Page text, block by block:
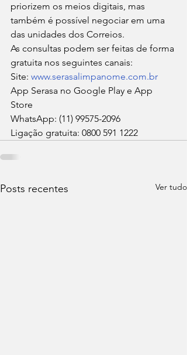
priorizem os meios digitais, mas
também é possível negociar em uma
das unidades dos Correios.
As consultas podem ser feitas de forma
gratuita nos seguintes canais:
Site: www.serasalimpanome.com.br
App Serasa no Google Play e App
Store
WhatsApp: (11) 99575-2096
Ligação gratuita: 0800 591 1222
Posts recentes Ver tudo